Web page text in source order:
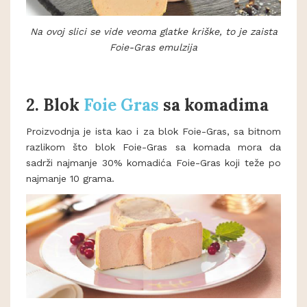
Na ovoj slici se vide veoma glatke kriške, to je zaista
Foie-Gras emulzija
2. Blok Foie Gras sa komadima
Proizvodnja je ista kao i za blok Foie-Gras, sa bitnom
razlikom što blok Foie-Gras sa komada mora da
sadrži najmanje 30% komadića Foie-Gras koji teže po
najmanje 10 grama.